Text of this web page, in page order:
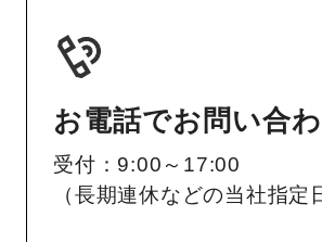
お電話でお問い合
受付：9:00～17:00
（長期連休などの当社指定